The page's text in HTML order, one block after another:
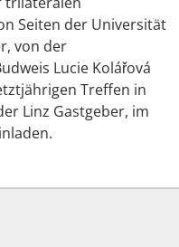
Seiten der Universität
von der
Lucie Kolářová
Treffen in
Linz Gastgeber, im